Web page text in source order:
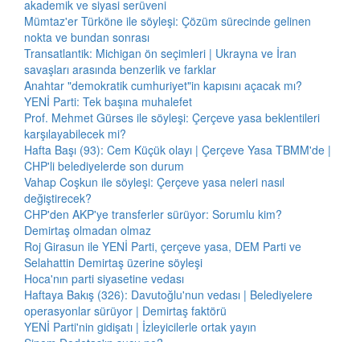
akademik ve siyasi serüveni
Mümtaz'er Türköne ile söyleşi: Çözüm sürecinde gelinen
nokta ve bundan sonrası
Transatlantik: Michigan ön seçimleri | Ukrayna ve İran
savaşları arasında benzerlik ve farklar
Anahtar "demokratik cumhuriyet"in kapısını açacak mı?
YENİ Parti: Tek başına muhalefet
Prof. Mehmet Gürses ile söyleşi: Çerçeve yasa beklentileri
karşılayabilecek mi?
Hafta Başı (93): Cem Küçük olayı | Çerçeve Yasa TBMM'de |
CHP'li belediyelerde son durum
Vahap Coşkun ile söyleşi: Çerçeve yasa neleri nasıl
değiştirecek?
CHP'den AKP'ye transferler sürüyor: Sorumlu kim?
Demirtaş olmadan olmaz
Roj Girasun ile YENİ Parti, çerçeve yasa, DEM Parti ve
Selahattin Demirtaş üzerine söyleşi
Hoca'nın parti siyasetine vedası
Haftaya Bakış (326): Davutoğlu'nun vedası | Belediyelere
operasyonlar sürüyor | Demirtaş faktörü
YENİ Parti'nin gidişatı | İzleyicilerle ortak yayın